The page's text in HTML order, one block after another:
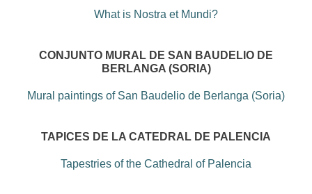
What is Nostra et Mundi?
CONJUNTO MURAL DE SAN BAUDELIO DE
BERLANGA (SORIA)
Mural paintings of San Baudelio de Berlanga (Soria)
TAPICES DE LA CATEDRAL DE PALENCIA
Tapestries of the Cathedral of Palencia